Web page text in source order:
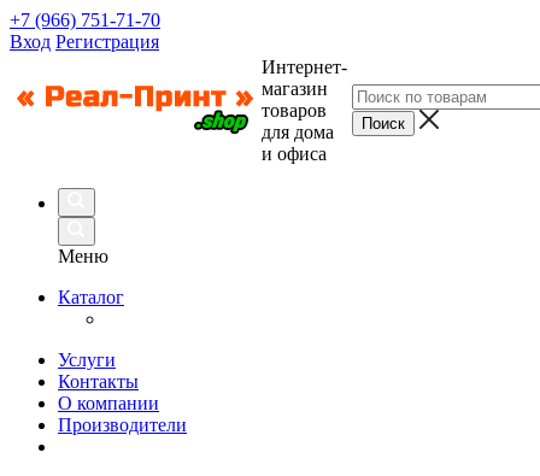
+7 (966) 751-71-70
Вход Регистрация
Интернет-
магазин
товаров
для дома
и офиса
Меню
Каталог
Услуги
Контакты
О компании
Производители